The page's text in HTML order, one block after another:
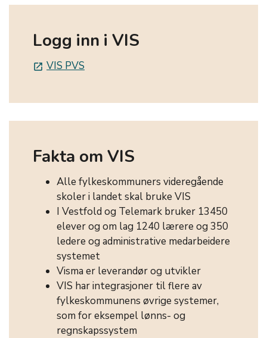
Logg inn i VIS
launch VIS PVS
Fakta om VIS
Alle fylkeskommuners videregående
skoler i landet skal bruke VIS
I Vestfold og Telemark bruker 13450
elever og om lag 1240 lærere og 350
ledere og administrative medarbeidere
systemet
Visma er leverandør og utvikler
VIS har integrasjoner til flere av
fylkeskommunens øvrige systemer,
som for eksempel lønns- og
regnskapssystem